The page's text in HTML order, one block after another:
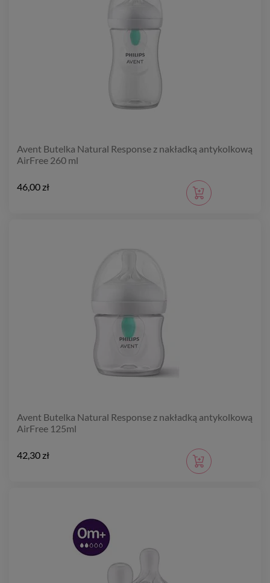
Avent Butelka Natural Response z nakładką antykolkową
AirFree 260 ml
46,00 zł
Avent Butelka Natural Response z nakładką antykolkową
AirFree 125ml
42,30 zł